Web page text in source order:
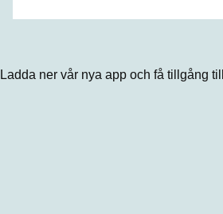
Ladda ner vår nya app och få tillgång